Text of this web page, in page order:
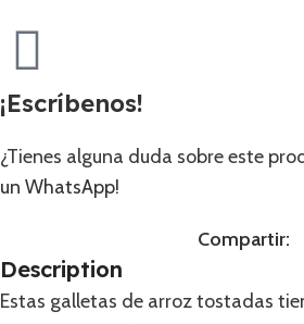
¡Escríbenos!
¿Tienes alguna duda sobre este
un WhatsApp!
Compartir:
Description
Estas galletas de arroz tostadas